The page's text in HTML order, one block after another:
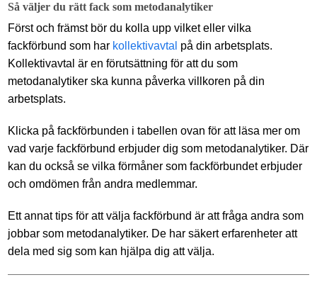
Så väljer du rätt fack som metodanalytiker
Först och främst bör du kolla upp vilket eller vilka
fackförbund som har kollektivavtal på din arbetsplats.
Kollektivavtal är en förutsättning för att du som
metodanalytiker ska kunna påverka villkoren på din
arbetsplats.
Klicka på fackförbunden i tabellen ovan för att läsa mer om
vad varje fackförbund erbjuder dig som metodanalytiker. Där
kan du också se vilka förmåner som fackförbundet erbjuder
och omdömen från andra medlemmar.
Ett annat tips för att välja fackförbund är att fråga andra som
jobbar som metodanalytiker. De har säkert erfarenheter att
dela med sig som kan hjälpa dig att välja.